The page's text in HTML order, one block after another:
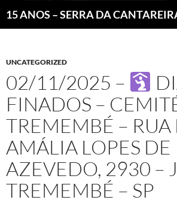
UNCATEGORIZED
02/11/2025 –
FINADOS –
TREMEMBÉ –
AMÁLIA LOPES DE
AZEVEDO, 2930 –
TREMEMBÉ – SP